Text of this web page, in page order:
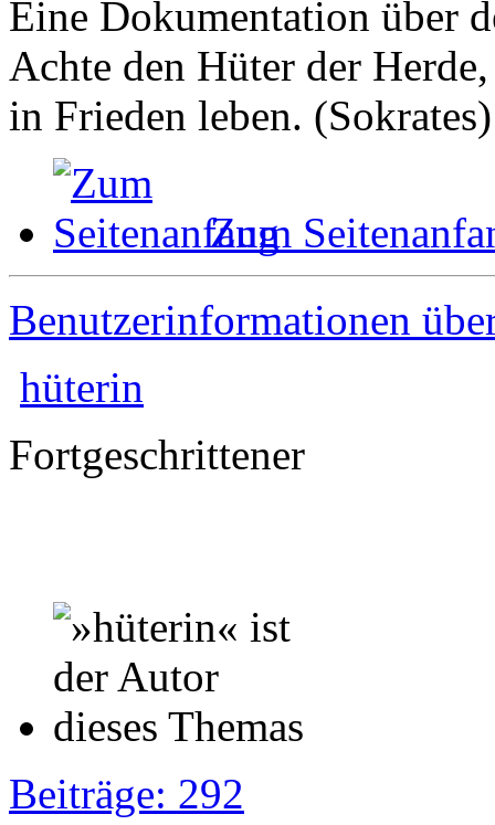
Eine Dokumentation über
Achte den Hüter der
in Frieden leben. (Sokrates)
Zum
Benutzerinformationen
hüterin
Fortgeschrittener
Beiträge: 292